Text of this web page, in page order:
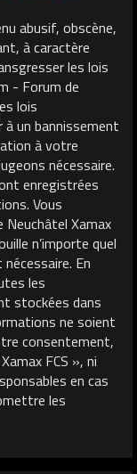
abusif, obscène,
à caractère
les lois
- Forum de
lois
un bannissement
à votre
nécessaire.
enregistrées
Vous
Xamax
n’importe quel
En
les
stockées dans
ne soient
consentement,
FCS », ni
en cas
les